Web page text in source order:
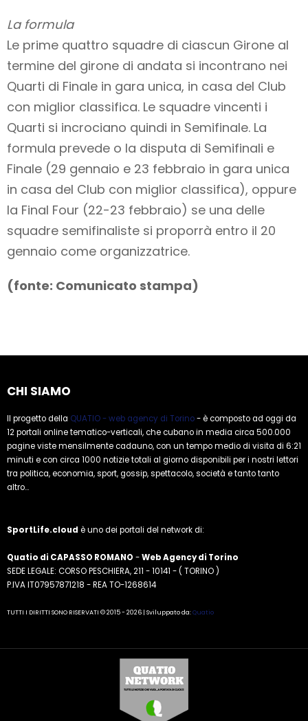
La formula
Le prime quattro squadre di ciascun Girone al
termine del girone di andata si incontrano nei
Quarti di Finale in gara unica, in casa del Club
con miglior classifica. Le squadre vincenti i
Quarti si incrociano quindi in Semifinale. La
formula prevede o la disputa di Semifinali e
Finale (29 gennaio e 23 febbraio in gara unica
in casa del Club con miglior classifica), oppure
la Final Four (22-23 febbraio) se una delle
squadre semifinaliste si proporrà entro il 20
gennaio come organizzatrice.
(fonte: Comunicato stampa)
CHI SIAMO
Il progetto della QUATIO - web agency di Torino- è composto ad oggi da
12 portali online tematico-verticali, che cubano in media circa 500.000
pagine viste mensilmente cadauno, con un tempo medio di visita di 6:21
minuti e con circa 1000 notizie totali al giorno disponibili per i nostri lettori
tra politica, economia, sport, gossip, spettacolo, società e tanto tanto
altro...
SportLife.cloud è uno dei portali del network di:
Quatio di CAPASSO ROMANO -Web Agency di Torino
SEDE LEGALE: CORSO PESCHIERA, 211 - 10141 - ( TORINO )
P.IVA IT07957871218 - REA TO-1268614
TUTTI I DIRITTI SONO RISERVATI © 2015 - 2026 | Sviluppato da:Quatio